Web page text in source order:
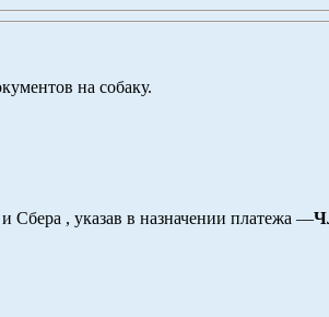
на собаку.
Сбера , указав в назначении платежа —